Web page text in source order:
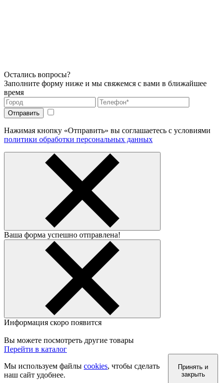
Остались вопросы?
Заполните форму ниже и мы свяжемся с вами в ближайшее
время
Нажимая кнопку «Отправить» вы соглашаетесь с условиями
политики обработки персональных данных
Ваша форма успешно отправлена!
Информация скоро появится
Вы можете посмотреть другие товары
Перейти в каталог
Мы используем файлы cookies, чтобы сделать
наш сайт удобнее.
Принять и
закрыть